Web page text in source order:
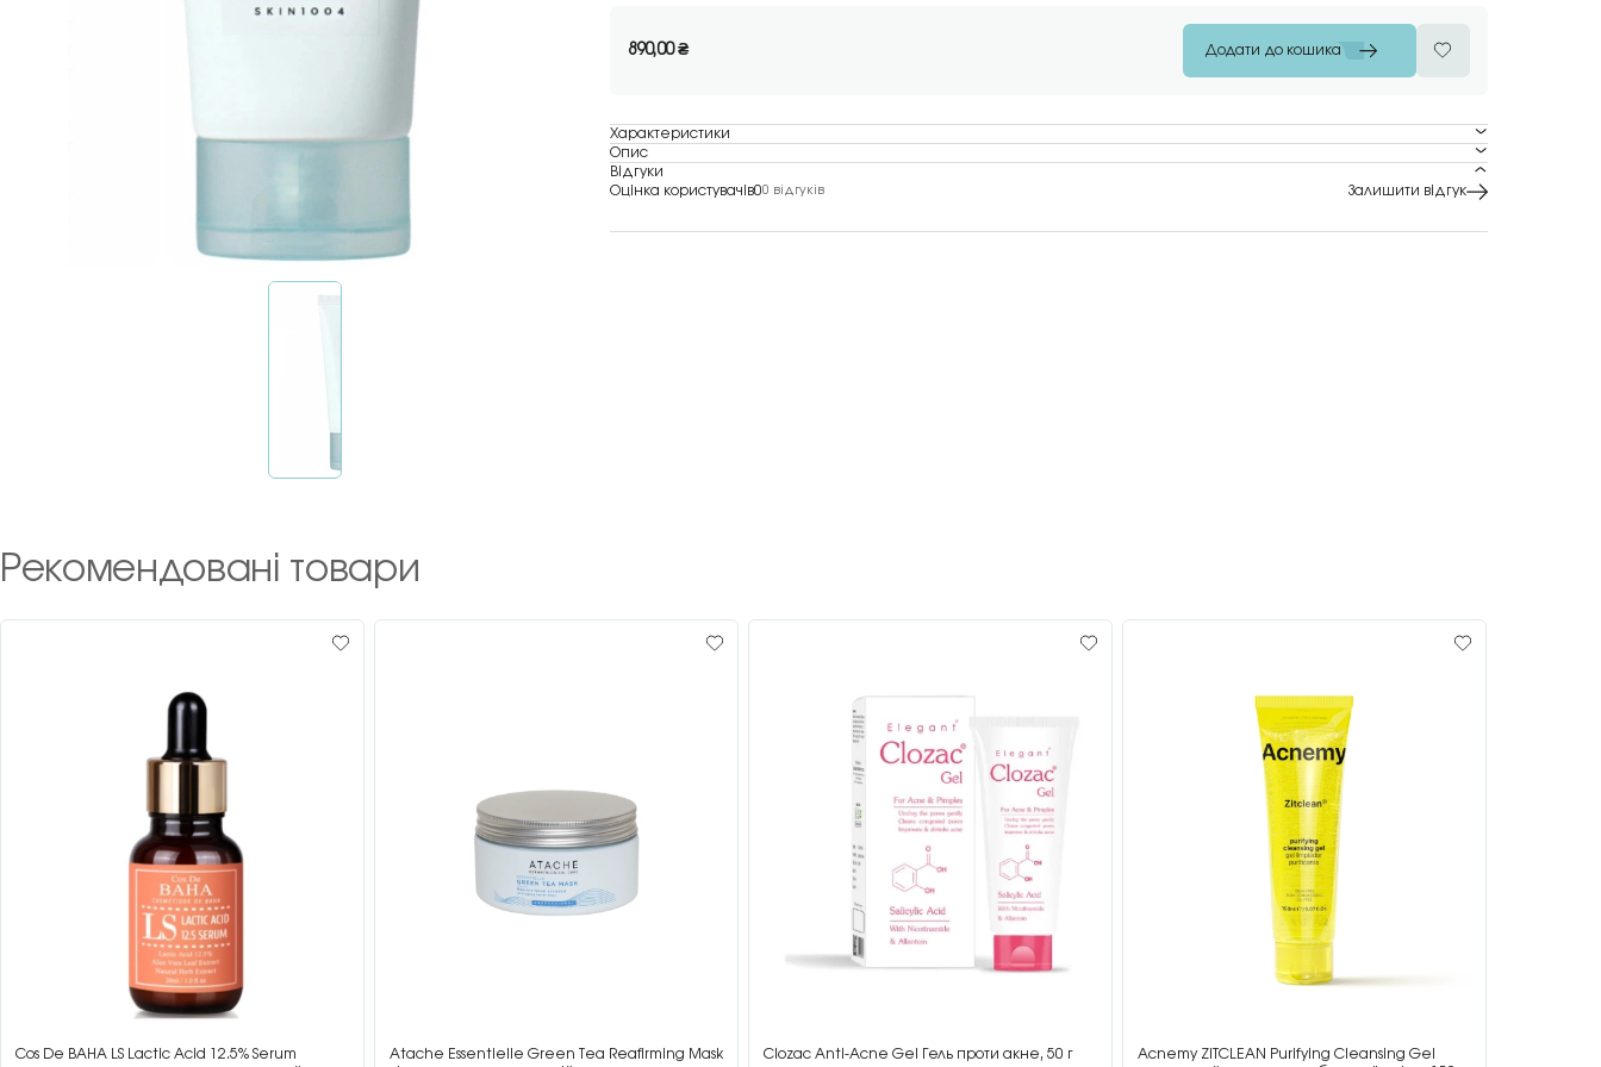
890,00₴ Додати до кошика
Характеристики
Опис
Відгуки
Оцінка користувачів00 відгуків Залишити відгук
Рекомендовані товари
Cos De BAHA LS Lactic Acid 12.5% Serum
Atache Essentielle Green Tea Reafirming Mask
Clozac Anti-Acne Gel Гель проти акне, 50 г
Acnemy ZITCLEAN Purifying Cleansing Gel